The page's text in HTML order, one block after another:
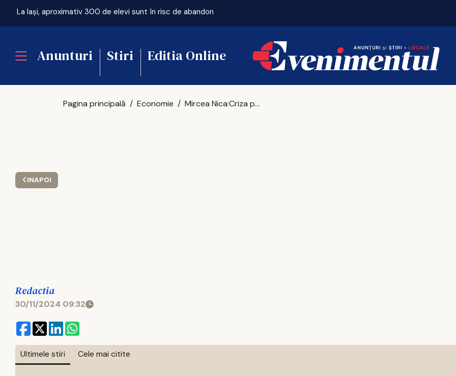
La Iași, aproximativ 300 de elevi sunt în risc de abandon Iașul fierbe în weekend. Vezi unde merită să
Anunturi Stiri Editia Online
INAPOI
Pagina principală Economie Mircea Nica:Criza politică, un cadou pentru bănci. Creşte ROBOR, creşte şi profitul băncilor, creditele în lei fiind indexate la ROBOR
Redactia
30/11/2024 09:32
Ultimele stiri Cele mai citite